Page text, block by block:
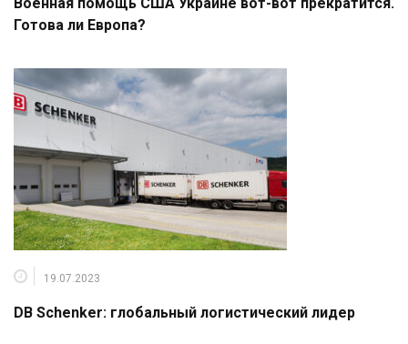
Готова ли Европа?
19.07.2023
DB Schenker: глобальный логистический лидер